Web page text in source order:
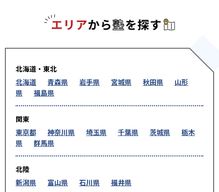
北海道・東北
北海道
青森県 岩手県 宮城県 秋田県
山形
県
福島県
関東
東京都
神奈川県 埼玉県 千葉県 茨城県
栃木
県
群馬県
北陸
新潟県
富山県 石川県 福井県